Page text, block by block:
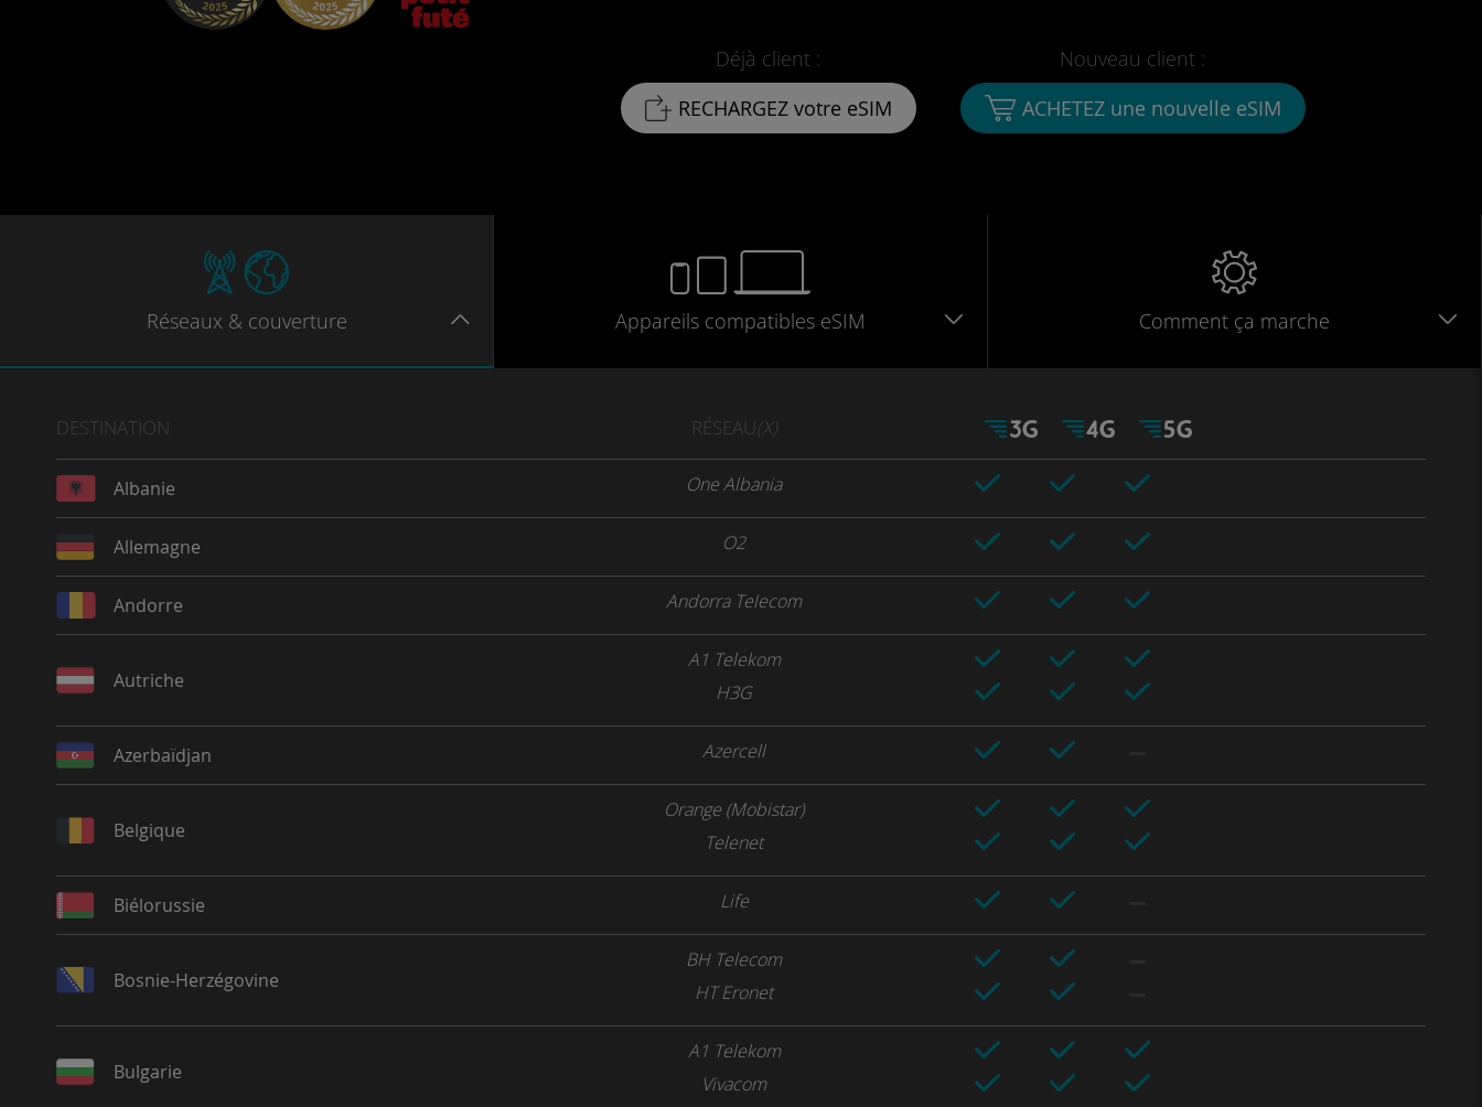
Déjà client :
RECHARGEZ votre eSIM
Nouveau client :
ACHETEZ une nouvelle eSIM
Réseaux & couverture Appareils compatibles eSIM Comment ça marche
DESTINATION RÉSEAU(X)
Albanie One Albania
Allemagne O2
Andorre Andorra Telecom
Autriche
A1 Telekom
H3G
Azerbaïdjan Azercell
Belgique
Orange (Mobistar)
Telenet
Biélorussie Life
Bosnie-Herzégovine
BH Telecom
HT Eronet
Bulgarie
A1 Telekom
Vivacom